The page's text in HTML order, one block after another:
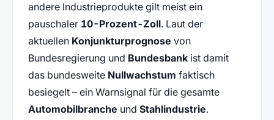
andere Industrieprodukte gilt meist ein
pauschaler 10-Prozent-Zoll. Laut der
aktuellen Konjunkturprognose von
Bundesregierung und Bundesbankist damit
das bundesweite Nullwachstum faktisch
besiegelt – ein Warnsignal für die gesamte
Automobilbranche und Stahlindustrie.